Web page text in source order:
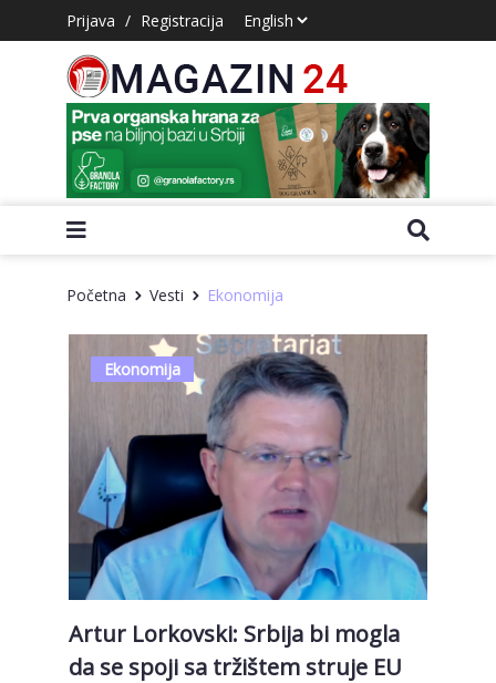
Prijava / Registracija
Početna Vesti Ekonomija
Ekonomija
Artur Lorkovski: Srbija bi mogla
da se spoji sa tržištem struje EU